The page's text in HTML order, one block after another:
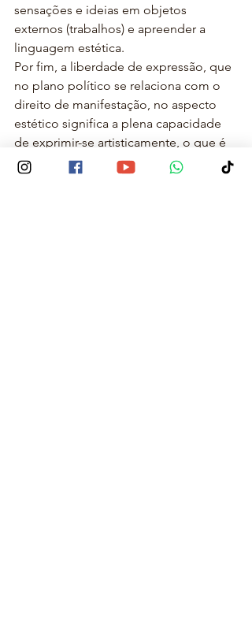
sensações e ideias em objetos
externos (trabalhos) e apreender a
linguagem estética.
Por fim, a liberdade de expressão, que
no plano político se relaciona com o
direito de manifestação, no aspecto
estético significa a plena capacidade
de exprimir-se artisticamente, o que é
uma característica de adequado